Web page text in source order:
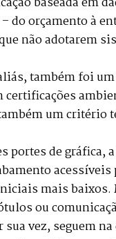
do orçamento à
não adotarem
também foi
certificações
um critério
portes de
mais baixos.
ou
sua vez, seguem